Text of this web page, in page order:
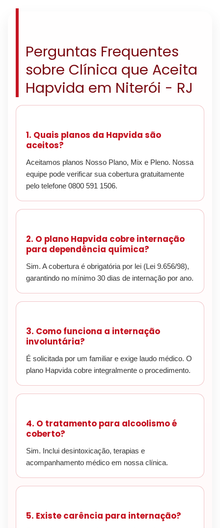
Perguntas Frequentes
sobre Clínica que Aceita
Hapvida em Niterói - RJ
1. Quais planos da Hapvida são
aceitos?
Aceitamos planos Nosso Plano, Mix e Pleno. Nossa
equipe pode verificar sua cobertura gratuitamente
pelo telefone 0800 591 1506.
2. O plano Hapvida cobre internação
para dependência química?
Sim. A cobertura é obrigatória por lei (Lei 9.656/98),
garantindo no mínimo 30 dias de internação por ano.
3. Como funciona a internação
involuntária?
É solicitada por um familiar e exige laudo médico. O
plano Hapvida cobre integralmente o procedimento.
4. O tratamento para alcoolismo é
coberto?
Sim. Inclui desintoxicação, terapias e
acompanhamento médico em nossa clínica.
5. Existe carência para internação?